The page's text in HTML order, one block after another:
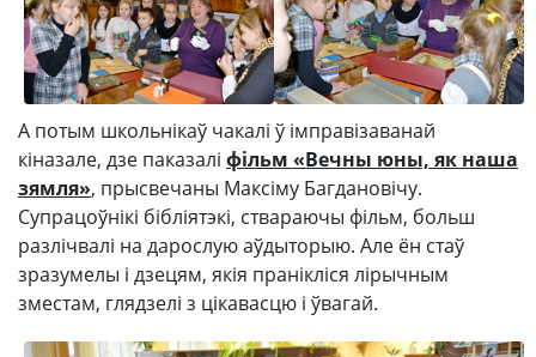
А потым школьнікаў чакалі ў імправізаванай
кіназале, дзе паказалі фільм «Вечны юны, як наша
зямля», прысвечаны Максіму Багдановічу.
Супрацоўнікі бібліятэкі, ствараючы фільм, больш
разлічвалі на дарослую аўдыторыю. Але ён стаў
зразумелы і дзецям, якія пранікліся лірычным
зместам, глядзелі з цікавасцю і ўвагай.